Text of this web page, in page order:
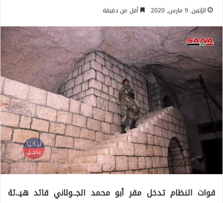
الإثنين, 9 مارس, 2020 أقل من دقيقة
قوات النظام تدخل مقر أبو محمد الجـ.ولاني قائد هيـ.ئة